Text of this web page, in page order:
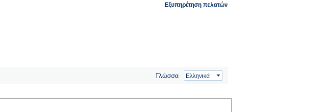
Εξυπηρέτηση πελατών
Γλώσσα